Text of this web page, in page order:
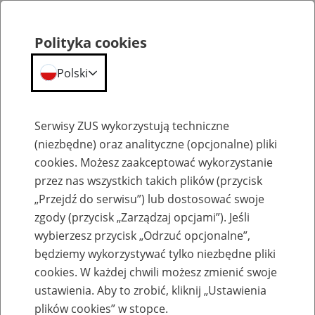
Emerytury
Baza zlikwidowanych lub
przekształconych zakładów pracy
Polityka cookies
Polski
Serwisy ZUS wykorzystują techniczne
(niezbędne) oraz analityczne (opcjonalne) pliki
cookies. Możesz zaakceptować wykorzystanie
przez nas wszystkich takich plików (przycisk
„Przejdź do serwisu”) lub dostosować swoje
zgody (przycisk „Zarządzaj opcjami”). Jeśli
wybierzesz przycisk „Odrzuć opcjonalne”,
będziemy wykorzystywać tylko niezbędne pliki
cookies. W każdej chwili możesz zmienić swoje
ustawienia. Aby to zrobić, kliknij „Ustawienia
plików cookies” w stopce.